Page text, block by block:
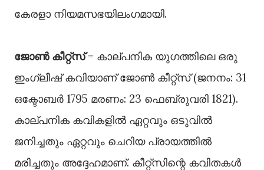
കേരളാ നിയമസഭയിലംഗമായി.
ജോൺ കീറ്റ്സ്= കാല്പനിക യുഗത്തിലെ ഒരു
ഇംഗ്ലീഷ് കവിയാണ്‌ ജോൺ കീറ്റ്സ് (ജനനം: 31
ഒക്ടോബർ 1795 മരണം: 23 ഫെബ്രുവരി 1821).
കാല്പനിക കവികളിൽ ഏറ്റവും ഒടുവിൽ
ജനിച്ചതും ഏറ്റവും ചെറിയ പ്രായത്തിൽ
മരിച്ചതും അദ്ദേഹമാണ്‌. കീറ്റ്സിന്റെ കവിതകൾ